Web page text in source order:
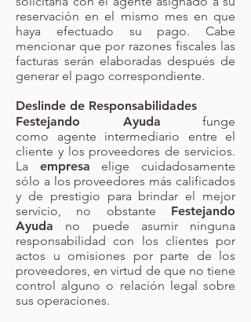
reservación en el mismo mes en que
haya efectuado su pago. Cabe
mencionar que por razones fiscales las
facturas serán elaboradas después de
generar el pago correspondiente.
Deslinde de Responsabilidades
Festejando Ayuda funge
como agente intermediario entre el
cliente y los proveedores de servicios.
La empresa elige cuidadosamente
sólo a los proveedores más calificados
y de prestigio para brindar el mejor
servicio, no obstante Festejando
Ayuda no puede asumir ninguna
responsabilidad con los clientes por
actos u omisiones por parte de los
proveedores, en virtud de que no tiene
control alguno o relación legal sobre
sus operaciones.